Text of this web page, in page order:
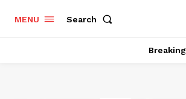
MENU Search
Breaking